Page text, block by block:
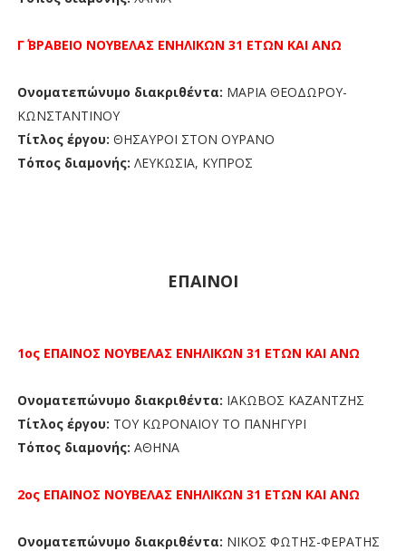
Γ΄ ΒΡΑΒΕΙΟ ΝΟΥΒΕΛΑΣ ΕΝΗΛΙΚΩΝ 31 ΕΤΩΝ ΚΑΙ ΑΝΩ
Ονοματεπώνυμο διακριθέντα: ΜΑΡΙΑ ΘΕΟΔΩΡΟΥ-
ΚΩΝΣΤΑΝΤΙΝΟΥ
Τίτλος έργου: ΘΗΣΑΥΡΟΙ ΣΤΟΝ ΟΥΡΑΝΟ
Τόπος διαμονής: ΛΕΥΚΩΣΙΑ, ΚΥΠΡΟΣ
ΕΠΑΙΝΟΙ
1ος ΕΠΑΙΝΟΣ ΝΟΥΒΕΛΑΣ ΕΝΗΛΙΚΩΝ 31 ΕΤΩΝ ΚΑΙ ΑΝΩ
Ονοματεπώνυμο διακριθέντα: ΙΑΚΩΒΟΣ ΚΑΖΑΝΤΖΗΣ
Τίτλος έργου: ΤΟΥ ΚΩΡΟΝΑΙΟΥ ΤΟ ΠΑΝΗΓΥΡΙ
Τόπος διαμονής: ΑΘΗΝΑ
2ος ΕΠΑΙΝΟΣ ΝΟΥΒΕΛΑΣ ΕΝΗΛΙΚΩΝ 31 ΕΤΩΝ ΚΑΙ ΑΝΩ
Ονοματεπώνυμο διακριθέντα: ΝΙΚΟΣ ΦΩΤΗΣ-ΦΕΡΑΤΗΣ